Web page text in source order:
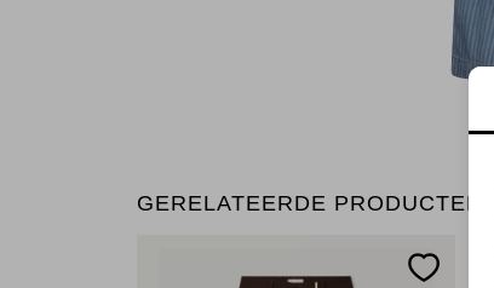
GERELATEERDE PRODUCTEN